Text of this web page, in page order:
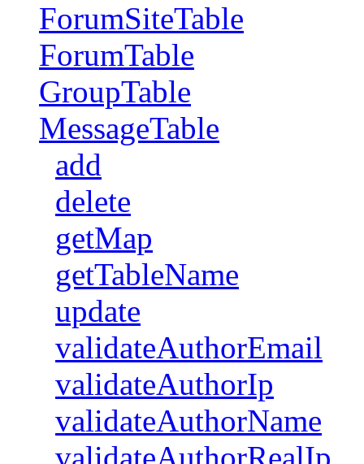
ForumSiteTable
ForumTable
GroupTable
MessageTable
add
delete
getMap
getTableName
update
validateAuthorEmail
validateAuthorIp
validateAuthorName